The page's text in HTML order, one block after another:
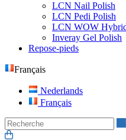
LCN Nail Polish
LCN Pedi Polish
LCN WOW
Inveray Gel Polish
Repose-pieds
Français
Nederlands
Français